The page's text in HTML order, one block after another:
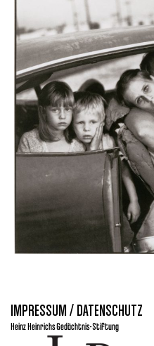
IMPRESSUM / DATENSCHUTZ
Heinz Heinrichs Gedächtnis-Stiftung